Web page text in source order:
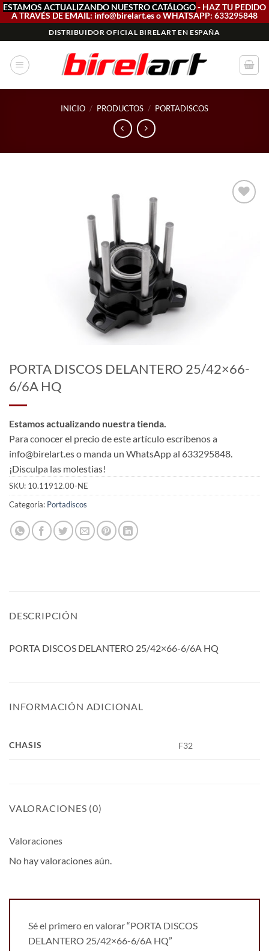
ESTAMOS ACTUALIZANDO NUESTRO CATÁLOGO- HAZ TU PEDIDO
A TRAVÉS DE EMAIL: info@birelart.es o WHATSAPP: 633295848
al
contenido
DISTRIBUIDOR OFICIAL BIRELART EN ESPAÑA
INICIO / PRODUCTOS / PORTADISCOS
PORTA DISCOS DELANTERO 25/42×66-
6/6A HQ
Estamos actualizando nuestra tienda.
Para conocer el precio de este artículo escríbenos a
info@birelart.es o manda un WhatsApp al 633295848.
¡Disculpa las molestias!
SKU: 10.11912.00-NE
Categoría: Portadiscos
DESCRIPCIÓN
PORTA DISCOS DELANTERO 25/42×66-6/6A HQ
INFORMACIÓN ADICIONAL
CHASIS F32
VALORACIONES (0)
Valoraciones
No hay valoraciones aún.
Sé el primero en valorar “PORTA DISCOS
DELANTERO 25/42×66-6/6A HQ”